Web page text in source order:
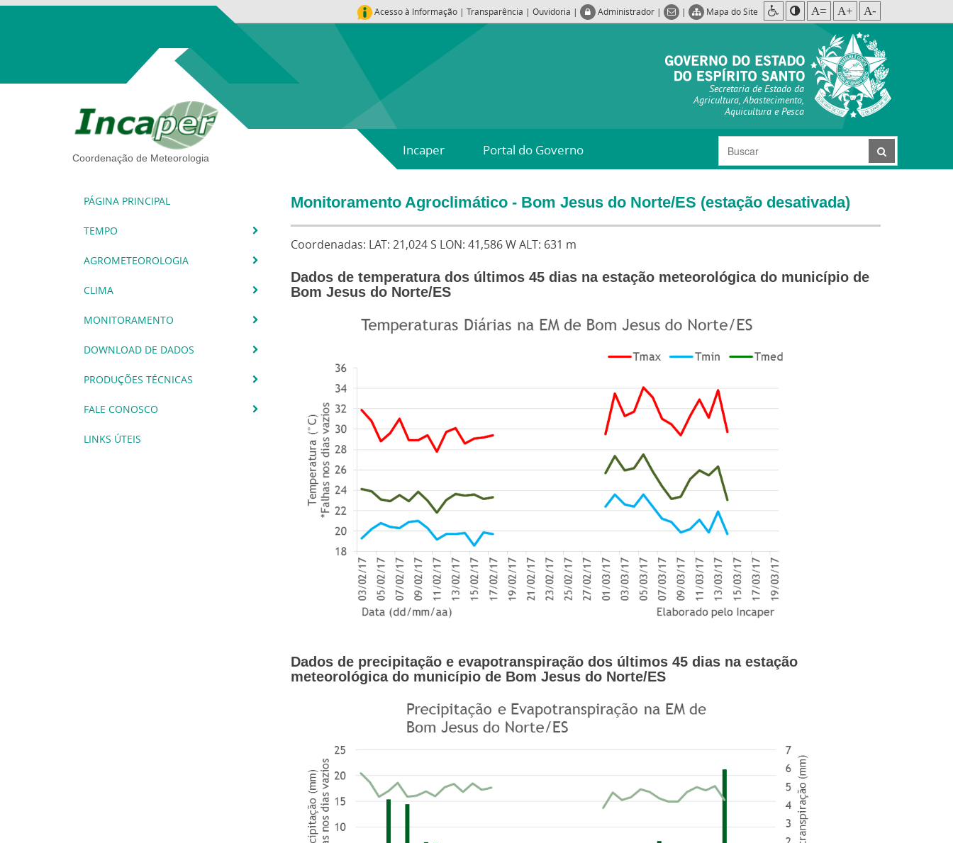
Acesso à Informação | Transparência | Ouvidoria | Administrador | | Mapa do Site A= A+ A-
Secretaria de Estado da
Agricultura, Abastecimento,
Aquicultura e Pesca
Incaper Portal do Governo
Coordenação de Meteorologia
PÁGINA PRINCIPAL
TEMPO
AGROMETEOROLOGIA
CLIMA
MONITORAMENTO
DOWNLOAD DE DADOS
PRODUÇÕES TÉCNICAS
FALE CONOSCO
LINKS ÚTEIS
Monitoramento Agroclimático - Bom Jesus do Norte/ES (estação desativada)
Coordenadas: LAT: 21,024 S LON: 41,586 W ALT: 631 m
Dados de temperatura dos últimos 45 dias na estação meteorológica do município de
Bom Jesus do Norte/ES
Dados de precipitação e evapotranspiração dos últimos 45 dias na estação
meteorológica do município de Bom Jesus do Norte/ES